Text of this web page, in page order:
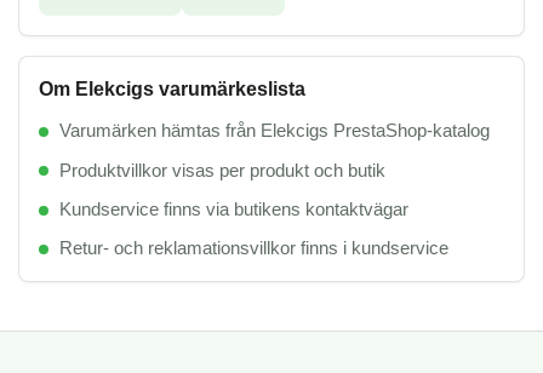
Om Elekcigs varumärkeslista
Varumärken hämtas från Elekcigs PrestaShop-katalog
Produktvillkor visas per produkt och butik
Kundservice finns via butikens kontaktvägar
Retur- och reklamationsvillkor finns i kundservice